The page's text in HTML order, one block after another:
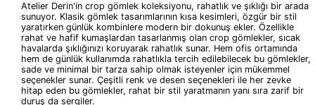
Atelier Derin'in crop gömlek koleksiyonu, rahatlık ve şıklığı bir arada
sunuyor. Klasik gömlek tasarımlarının kısa kesimleri, özgür bir stil
yaratırken günlük kombinlere modern bir dokunuş ekler. Özellikle
rahat ve hafif kumaşlardan tasarlanmış olan crop gömlekler, sıcak
havalarda şıklığınızı koruyarak rahatlık sunar. Hem ofis ortamında
hem de günlük kullanımda rahatlıkla tercih edilebilecek bu gömlekler,
sade ve minimal bir tarza sahip olmak isteyenler için mükemmel
seçenekler sunar. Çeşitli renk ve desen seçenekleri ile her zevke
hitap eden bu gömlekler, rahat bir stil yaratmanın yanı sıra zarif bir
duruş da sergiler.